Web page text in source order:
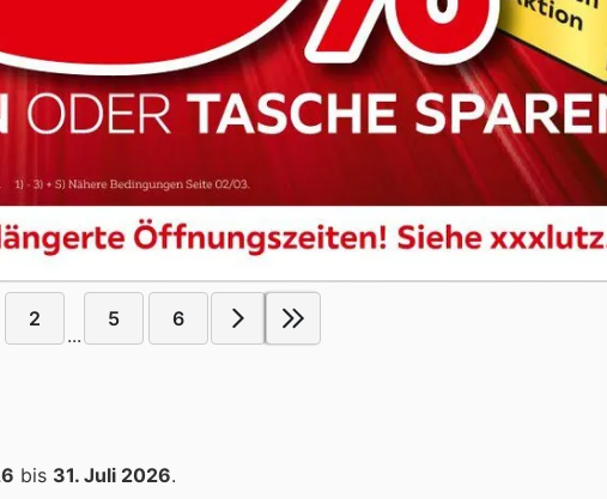
2
...
5 6
bis 31. Juli 2026.